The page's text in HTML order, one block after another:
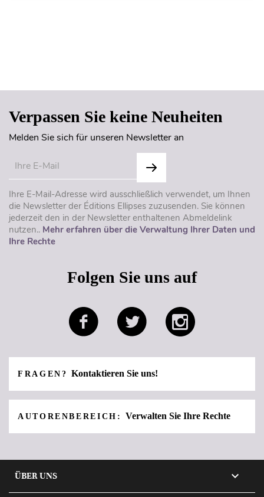
Verpassen Sie keine Neuheiten
Melden Sie sich für unseren Newsletter an
Ihre E-Mail-Adresse wird ausschließlich verwendet, um Ihnen
die Newsletter der Éditions Ellipses zuzusenden. Sie können
jederzeit den in der Newsletter enthaltenen Abmeldelink
nutzen.. Mehr erfahren über die Verwaltung Ihrer Daten und
Ihre Rechte
Folgen Sie uns auf
FRAGEN?Kontaktieren Sie uns!
AUTORENBEREICH: Verwalten Sie Ihre Rechte
ÜBER UNS 